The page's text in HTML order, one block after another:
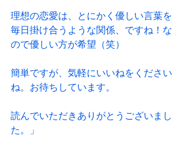
理想の恋愛は、とにかく優しい言葉を
毎日掛け合うような関係、ですね！な
ので優しい方が希望（笑）
簡単ですが、気軽にいいねをください
ね。お待ちしています。
読んでいただきありがとうございまし
た。」